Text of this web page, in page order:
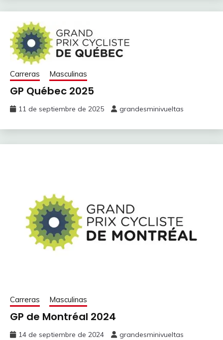
Carreras Masculinas
GP Québec 2025
11 de septiembre de 2025 grandesminivueltas
Carreras Masculinas
GP de Montréal 2024
14 de septiembre de 2024 grandesminivueltas